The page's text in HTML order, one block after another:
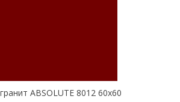
ABSOLUTE 8012 60х60